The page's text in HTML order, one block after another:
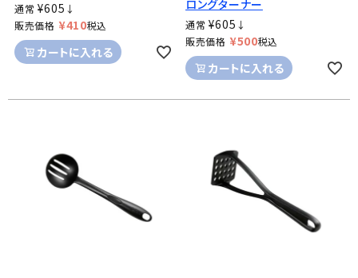
通常 ¥605 ↓
販売価格 ¥410税込
カートに入れる
ロングターナー
通常 ¥605 ↓
販売価格 ¥500税込
カートに入れる